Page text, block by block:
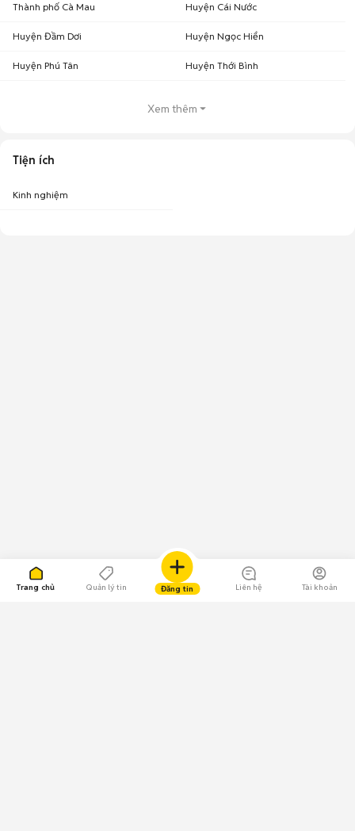
Trang chủ Quản lý tin Đăng tin Liên hệ Tài khoản
Thành phố Cà Mau Huyện Cái Nước
Huyện Đầm Dơi Huyện Ngọc Hiển
Huyện Phú Tân Huyện Thới Bình
Xem thêm
Tiện ích
Kinh nghiệm